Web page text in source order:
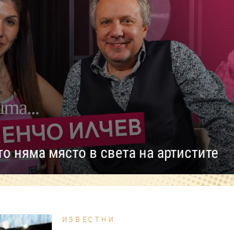
няма място в света на артистите
ИЗВЕСТНИ